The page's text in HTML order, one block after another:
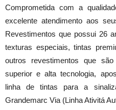
Comprometida com a
excelente atendimento aos
Revestimentos que possui 26
texturas especiais, tintas
outros revestimentos que
superior e alta tecnologia,
linha de tintas para a
Grandemarc Via (Linha Ativitá